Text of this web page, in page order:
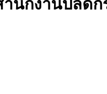
นักงานปลัดก